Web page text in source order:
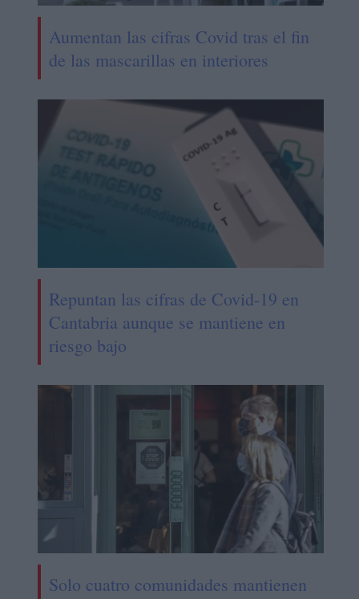
Aumentan las cifras Covid tras el fin
de las mascarillas en interiores
Repuntan las cifras de Covid-19 en
Cantabria aunque se mantiene en
riesgo bajo
Solo cuatro comunidades mantienen